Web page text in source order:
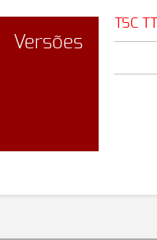
Versões
TSC